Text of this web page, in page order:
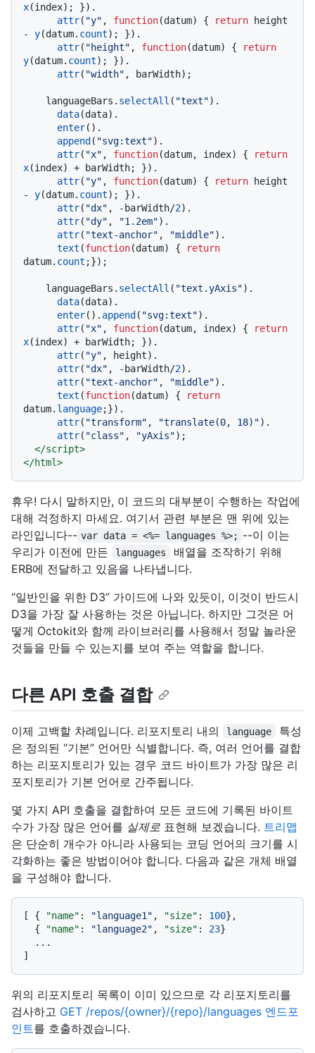
x(index); }).
attr( "y" , function(datum) { return height
- y(datum. count); }).
attr( "height" , function(datum) {
return
y(datum. count); }).
attr( "width" , barWidth);
    languageBars.
selectAll ( "text").
data(data).
enter().
append( "svg:text").
attr( "x" , function(datum, index) {
return
x(index) + barWidth; }).
attr( "y" , function(datum) { return height
- y(datum. count); }).
attr( "dx" , -barWidth/2).
attr( "dy" , "1.2em").
attr( "text-anchor" , "middle").
text (function(datum) {
return
datum. count ;});
    languageBars.
selectAll ( "text.yAxis").
data(data).
enter(). append( "svg:text").
attr( "x" , function(datum, index) {
return
x(index) + barWidth; }).
attr( "y" , height).
attr( "dx" , -barWidth/2).
attr( "text-anchor" , "middle").
text (function(datum) {
return
datum. language;}).
attr( "transform" , "translate(0, 18)").
attr( "class" , "yAxis");
</script>
</html>
휴우! 다시 말하지만, 이 코드의 대부분이 수행하는 작업에
대해 걱정하지 마세요. 여기서 관련 부분은 맨 위에 있는
라인입니다-- var data = <%= languages %>; --이 이는
우리가 이전에 만든
languages
배열을 조작하기 위해
ERB에 전달하고 있음을 나타냅니다.
“일반인을 위한 D3” 가이드에 나와 있듯이, 이것이 반드시
D3을 가장 잘 사용하는 것은 아닙니다. 하지만 그것은 어
떻게 Octokit와 함께 라이브러리를 사용해서 정말 놀라운
것들을 만들 수 있는지를 보여 주는 역할을 합니다.
다른 API 호출 결합
이제 고백할 차례입니다. 리포지토리 내의 language
특성
은 정의된 “기본” 언어만 식별합니다. 즉, 여러 언어를 결합
하는 리포지토리가 있는 경우 코드 바이트가 가장 많은 리
포지토리가 기본 언어로 간주됩니다.
몇 가지 API 호출을 결합하여 모든 코드에 기록된 바이트
수가 가장 많은 언어를 실제로 표현해 보겠습니다. 트리맵
은 단순히 개수가 아니라 사용되는 코딩 언어의 크기를 시
각화하는 좋은 방법이어야 합니다. 다음과 같은 개체 배열
을 구성해야 합니다.
[ { "name" : "language1" , "size" : 100} ,
{
"name" : "language2" , "size" : 23}
]
위의 리포지토리 목록이 이미 있으므로 각 리포지토리를
검사하고 GET /repos/{owner}/{repo}/languages 엔드포
인트를 호출하겠습니다.